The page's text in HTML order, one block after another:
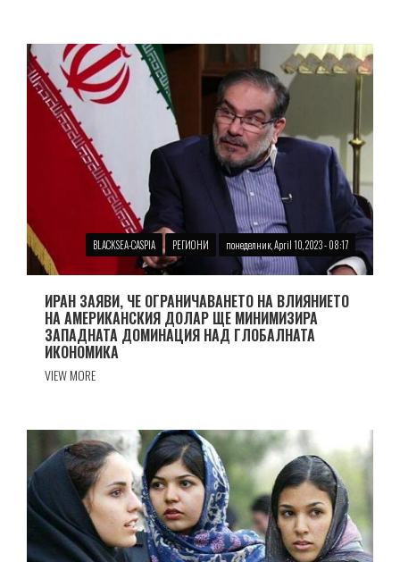
BLACKSEA-CASPIA РЕГИОНИ понеделник, April 10, 2023 - 08:17
ИРАН ЗАЯВИ, ЧЕ ОГРАНИЧАВАНЕТО НА ВЛИЯНИЕТО
НА АМЕРИКАНСКИЯ ДОЛАР ЩЕ МИНИМИЗИРА
ЗАПАДНАТА ДОМИНАЦИЯ НАД ГЛОБАЛНАТА
ИКОНОМИКА
VIEW MORE